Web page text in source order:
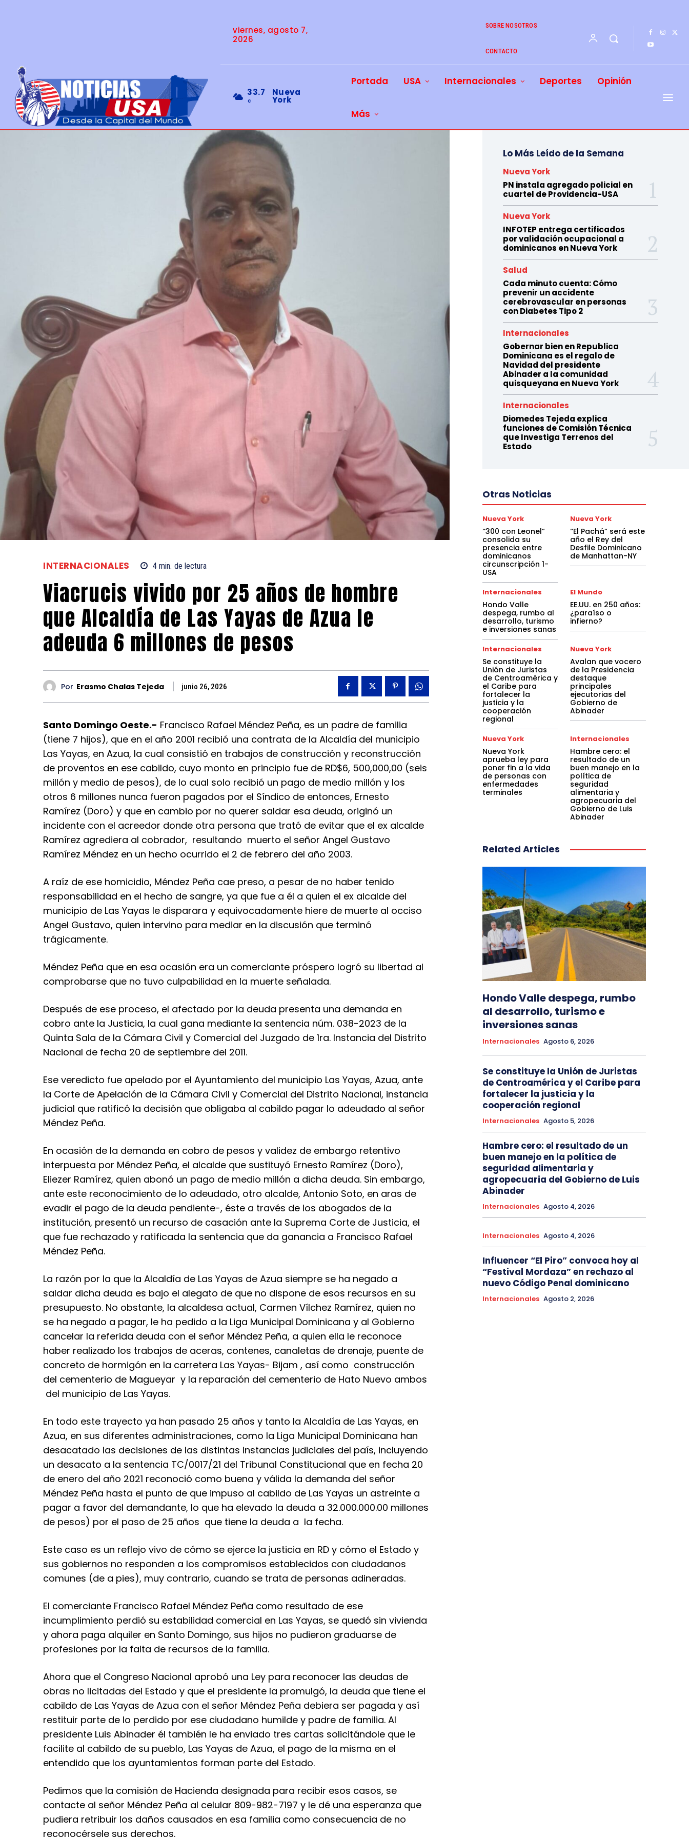
viernes, agosto 7,
2026
SOBRE NOSOTROS
CONTACTO
33.7
C
Nueva
York
Portada USA Internacionales Deportes Opinión
Más
INTERNACIONALES 4min. de lectura
Viacrucis vivido por 25 años de hombre
que Alcaldía de Las Yayas de Azua le
adeuda 6 millones de pesos
Por Erasmo Chalas Tejeda junio 26, 2026
Santo Domingo Oeste.- Francisco Rafael Méndez Peña, es un padre de familia
(tiene 7 hijos), que en el año 2001 recibió una contrata de la Alcaldía del municipio
Las Yayas, en Azua, la cual consistió en trabajos de construcción y reconstrucción
de proventos en ese cabildo, cuyo monto en principio fue de RD$6, 500,000,00 (seis
millón y medio de pesos), de lo cual solo recibió un pago de medio millón y los
otros 6 millones nunca fueron pagados por el Síndico de entonces, Ernesto
Ramírez (Doro) y que en cambio por no querer saldar esa deuda, originó un
incidente con el acreedor donde otra persona que trató de evitar que el ex alcalde
Ramírez agrediera al cobrador, resultando muerto el señor Angel Gustavo
Ramírez Méndez en un hecho ocurrido el 2 de febrero del año 2003.
A raíz de ese homicidio, Méndez Peña cae preso, a pesar de no haber tenido
responsabilidad en el hecho de sangre, ya que fue a él a quien el ex alcalde del
municipio de Las Yayas le disparara y equivocadamente hiere de muerte al occiso
Angel Gustavo, quien intervino para mediar en la discusión que terminó
trágicamente.
Méndez Peña que en esa ocasión era un comerciante próspero logró su libertad al
comprobarse que no tuvo culpabilidad en la muerte señalada.
Después de ese proceso, el afectado por la deuda presenta una demanda en
cobro ante la Justicia, la cual gana mediante la sentencia núm. 038-2023 de la
Quinta Sala de la Cámara Civil y Comercial del Juzgado de 1ra. Instancia del Distrito
Nacional de fecha 20 de septiembre del 2011.
Ese veredicto fue apelado por el Ayuntamiento del municipio Las Yayas, Azua, ante
la Corte de Apelación de la Cámara Civil y Comercial del Distrito Nacional, instancia
judicial que ratificó la decisión que obligaba al cabildo pagar lo adeudado al señor
Méndez Peña.
En ocasión de la demanda en cobro de pesos y validez de embargo retentivo
interpuesta por Méndez Peña, el alcalde que sustituyó Ernesto Ramírez (Doro),
Eliezer Ramírez, quien abonó un pago de medio millón a dicha deuda. Sin embargo,
ante este reconocimiento de lo adeudado, otro alcalde, Antonio Soto, en aras de
evadir el pago de la deuda pendiente-, éste a través de los abogados de la
institución, presentó un recurso de casación ante la Suprema Corte de Justicia, el
que fue rechazado y ratificada la sentencia que da ganancia a Francisco Rafael
Méndez Peña.
La razón por la que la Alcaldía de Las Yayas de Azua siempre se ha negado a
saldar dicha deuda es bajo el alegato de que no dispone de esos recursos en su
presupuesto. No obstante, la alcaldesa actual, Carmen Vílchez Ramírez, quien no
se ha negado a pagar, le ha pedido a la Liga Municipal Dominicana y al Gobierno
cancelar la referida deuda con el señor Méndez Peña, a quien ella le reconoce
haber realizado los trabajos de aceras, contenes, canaletas de drenaje, puente de
concreto de hormigón en la carretera Las Yayas- Bijam , así como construcción
del cementerio de Magueyar y la reparación del cementerio de Hato Nuevo ambos
del municipio de Las Yayas.
En todo este trayecto ya han pasado 25 años y tanto la Alcaldía de Las Yayas, en
Azua, en sus diferentes administraciones, como la Liga Municipal Dominicana han
desacatado las decisiones de las distintas instancias judiciales del país, incluyendo
un desacato a la sentencia TC/0017/21 del Tribunal Constitucional que en fecha 20
de enero del año 2021 reconoció como buena y válida la demanda del señor
Méndez Peña hasta el punto de que impuso al cabildo de Las Yayas un astreinte a
pagar a favor del demandante, lo que ha elevado la deuda a 32.000.000.00 millones
de pesos) por el paso de 25 años que tiene la deuda a la fecha.
Este caso es un reflejo vivo de cómo se ejerce la justicia en RD y cómo el Estado y
sus gobiernos no responden a los compromisos establecidos con ciudadanos
comunes (de a pies), muy contrario, cuando se trata de personas adineradas.
El comerciante Francisco Rafael Méndez Peña como resultado de ese
incumplimiento perdió su estabilidad comercial en Las Yayas, se quedó sin vivienda
y ahora paga alquiler en Santo Domingo, sus hijos no pudieron graduarse de
profesiones por la falta de recursos de la familia.
Ahora que el Congreso Nacional aprobó una Ley para reconocer las deudas de
obras no licitadas del Estado y que el presidente la promulgó, la deuda que tiene el
cabildo de Las Yayas de Azua con el señor Méndez Peña debiera ser pagada y así
restituir parte de lo perdido por ese ciudadano humilde y padre de familia. Al
presidente Luis Abinader él también le ha enviado tres cartas solicitándole que le
facilite al cabildo de su pueblo, Las Yayas de Azua, el pago de la misma en el
entendido que los ayuntamientos forman parte del Estado.
Pedimos que la comisión de Hacienda designada para recibir esos casos, se
contacte al señor Méndez Peña al celular 809-982-7197 y le dé una esperanza que
pudiera retribuir los daños causados en esa familia como consecuencia de no
reconocérsele sus derechos.
Lo Más Leído de la Semana
Nueva York
PN instala agregado policial en
cuartel de Providencia-USA
Nueva York
INFOTEP entrega certificados
por validación ocupacional a
dominicanos en Nueva York
Salud
Cada minuto cuenta: Cómo
prevenir un accidente
cerebrovascular en personas
con Diabetes Tipo 2
Internacionales
Gobernar bien en Republica
Dominicana es el regalo de
Navidad del presidente
Abinader a la comunidad
quisqueyana en Nueva York
Internacionales
Diomedes Tejeda explica
funciones de Comisión Técnica
que Investiga Terrenos del
Estado
Otras Noticias
Nueva York
“300 con Leonel”
consolida su
presencia entre
dominicanos
circunscripción 1-
USA
Nueva York
“El Pachá” será este
año el Rey del
Desfile Dominicano
de Manhattan-NY
Internacionales
Hondo Valle
despega, rumbo al
desarrollo, turismo
e inversiones sanas
El Mundo
EE.UU. en 250 años:
¿paraíso o
infierno?
Internacionales
Se constituye la
Unión de Juristas
de Centroamérica y
el Caribe para
fortalecer la
justicia y la
cooperación
regional
Nueva York
Avalan que vocero
de la Presidencia
destaque
principales
ejecutorias del
Gobierno de
Abinader
Nueva York
Nueva York
aprueba ley para
poner fin a la vida
de personas con
enfermedades
terminales
Internacionales
Hambre cero: el
resultado de un
buen manejo en la
política de
seguridad
alimentaria y
agropecuaria del
Gobierno de Luis
Abinader
Related Articles
Hondo Valle despega, rumbo
al desarrollo, turismo e
inversiones sanas
Internacionales Agosto 6, 2026
Se constituye la Unión de Juristas
de Centroamérica y el Caribe para
fortalecer la justicia y la
cooperación regional
Internacionales Agosto 5, 2026
Hambre cero: el resultado de un
buen manejo en la política de
seguridad alimentaria y
agropecuaria del Gobierno de Luis
Abinader
Internacionales Agosto 4, 2026
Internacionales Agosto 4, 2026
Influencer “El Piro” convoca hoy al
“Festival Mordaza” en rechazo al
nuevo Código Penal dominicano
Internacionales Agosto 2, 2026